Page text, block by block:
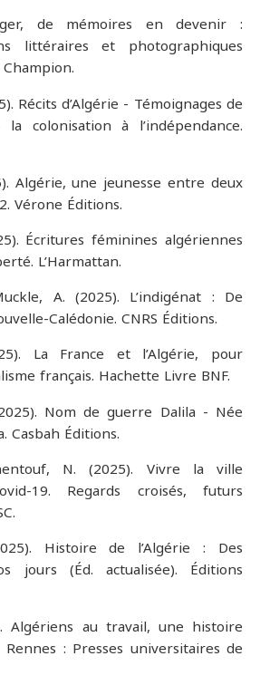
de mémoires en devenir :
littéraires et photographiques
Récits d’Algérie - Témoignages de
colonisation à l’indépendance.
Algérie, une jeunesse entre deux
Vérone Éditions.
Écritures féminines algériennes
L’Harmattan.
A. (2025). L’indigénat : De
Calédonie. CNRS Éditions.
La France et l’Algérie, pour
français. Hachette Livre BNF.
Nom de guerre Dalila - Née
Casbah Éditions.
N. (2025). Vivre la ville
19. Regards croisés, futurs
Histoire de l’Algérie : Des
jours (Éd. actualisée). Éditions
Algériens au travail, une histoire
Rennes : Presses universitaires de